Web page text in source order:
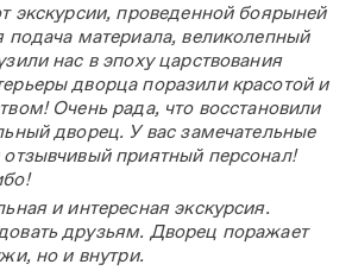
экскурсии, проведенной боярыней
подача материала, великолепный
нас в эпоху царствования
дворца поразили красотой и
Очень рада, что восстановили
дворец. У вас замечательные
приятный персонал!
и интересная экскурсия.
друзьям. Дворец поражает
но и внутри.